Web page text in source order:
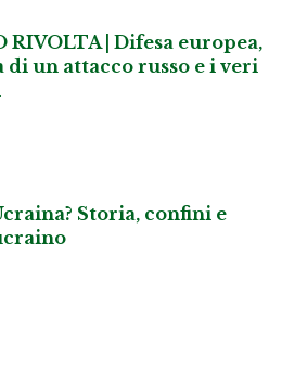
RIVOLTA | Difesa europea,
di un attacco russo e i veri
Storia, confini e